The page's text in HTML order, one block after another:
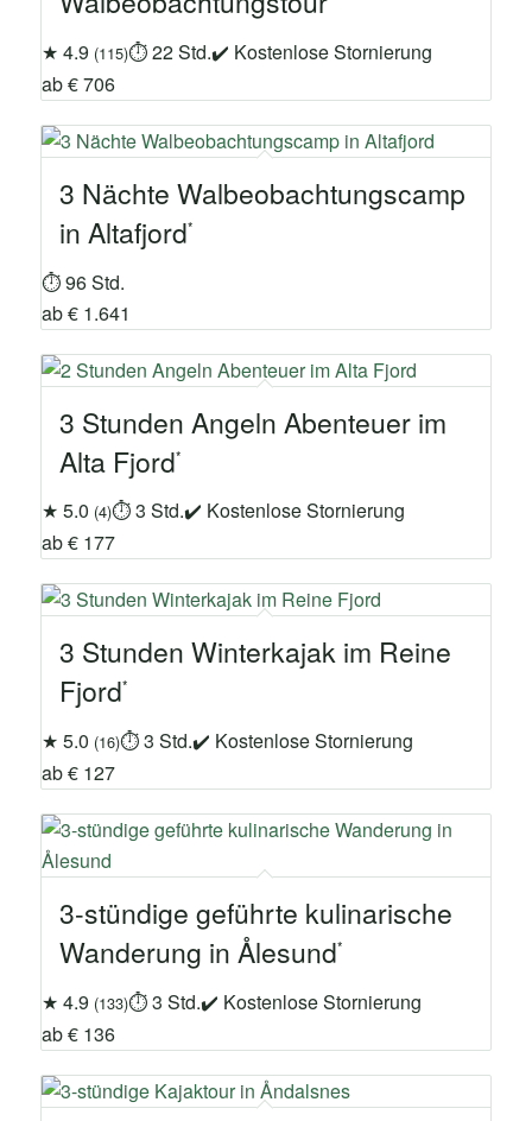
★ 4.9 (115)⏱ 22 Std.✔ Kostenlose Stornierung
ab € 706
3 Nächte Walbeobachtungscamp
in Altafjord
⏱ 96 Std.
ab € 1.641
3 Stunden Angeln Abenteuer im
Alta Fjord
★ 5.0 (4)⏱ 3 Std.✔ Kostenlose Stornierung
ab € 177
3 Stunden Winterkajak im Reine
Fjord
★ 5.0 (16)⏱ 3 Std.✔ Kostenlose Stornierung
ab € 127
3-stündige geführte kulinarische
Wanderung in Ålesund
★ 4.9 (133)⏱ 3 Std.✔ Kostenlose Stornierung
ab € 136